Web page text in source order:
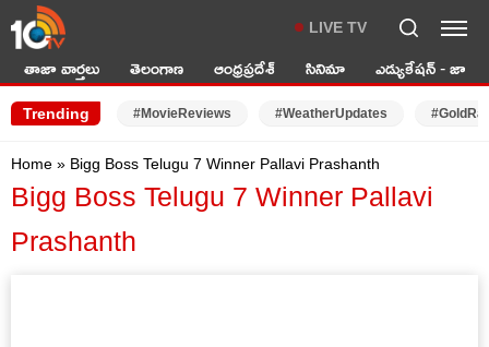
LIVE TV
తాజా వార్తలు తెలంగాణ ఆంధ్రప్రదేశ్ సినిమా ఎడ్యుకేషన్ - జాబ్స్
Trending #MovieReviews #WeatherUpdates
Home » Bigg Boss Telugu 7 Winner Pallavi Prashanth
Bigg Boss Telugu 7 Winner Pallavi
Prashanth